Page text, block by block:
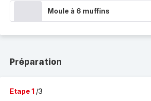
Moule à 6 muffins
Préparation
Etape 1 /3